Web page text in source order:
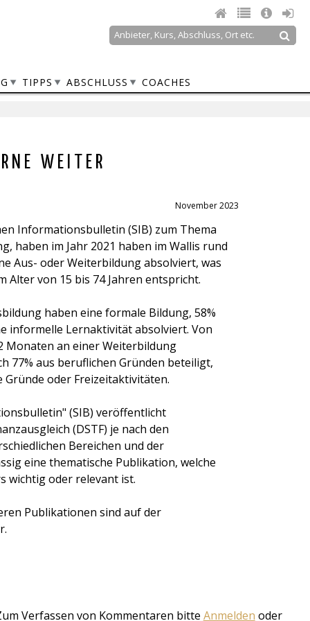
Suche
TIPPS ABSCHLUSS COACHES
WEITER
November 2023
Informationsbulletin (SIB) zum Thema
haben im Jahr 2021 haben im Wallis rund
Aus- oder Weiterbildung absolviert, was
Alter von 15 bis 74 Jahren entspricht.
haben eine formale Bildung, 58%
informelle Lernaktivität absolviert. Von
Monaten an einer Weiterbildung
77% aus beruflichen Gründen beteiligt,
oder Freizeitaktivitäten.
(SIB) veröffentlicht
(DSTF) je nach den
Bereichen und der
eine thematische Publikation, welche
wichtig oder relevant ist.
Publikationen sind auf der
Verfassen von Kommentaren bitte Anmelden oder